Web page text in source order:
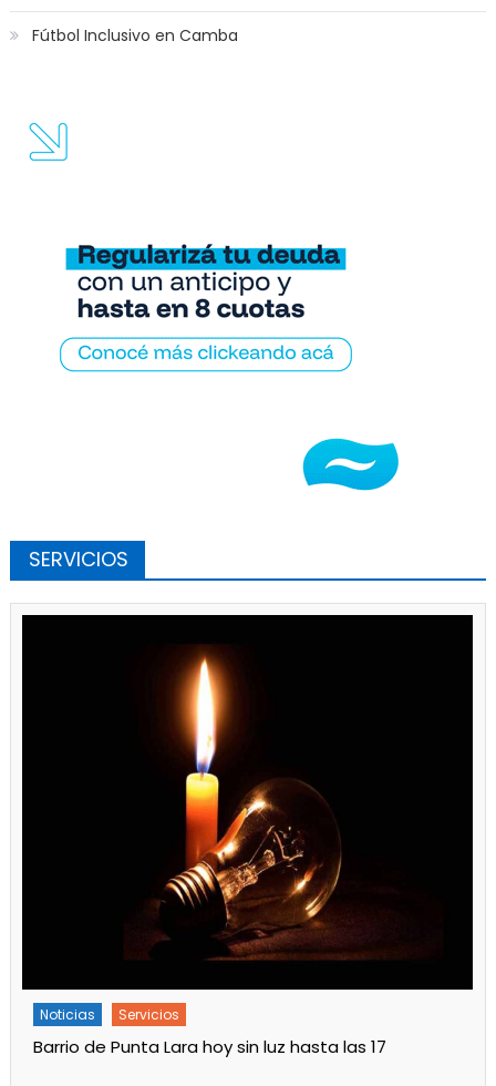
Fútbol Inclusivo en Camba
SERVICIOS
Noticias Servicios
Barrio de Punta Lara hoy sin luz hasta las 17